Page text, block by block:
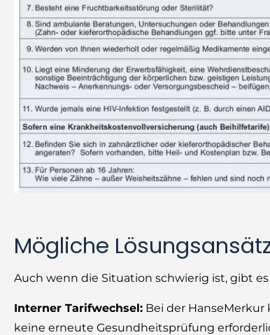
Mögliche
Auch wenn die Situation schwierig ist, gibt
Interner Tarifwechsel: Bei der
keine erneute Gesundheitsprüfung